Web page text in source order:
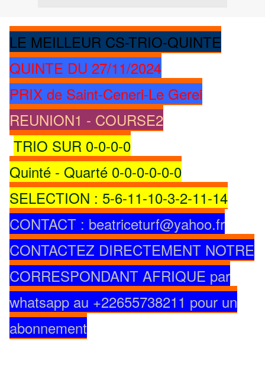
LE MEILLEUR CS-TRIO-QUINTE
QUINTE DU 27/11/2024
PRIX de Saint-Ceneri-Le Gerei
REUNION1 - COURSE2
TRIO SUR 0-0-0-0
Quinté - Quarté 0-0-0-0-0-0
SELECTION : 5-6-11-10-3-2-11-14
CONTACT : beatriceturf@yahoo.fr
CONTACTEZ DIRECTEMENT NOTRE
CORRESPONDANT AFRIQUE par
whatsapp au +22655738211 pour un
abonnement